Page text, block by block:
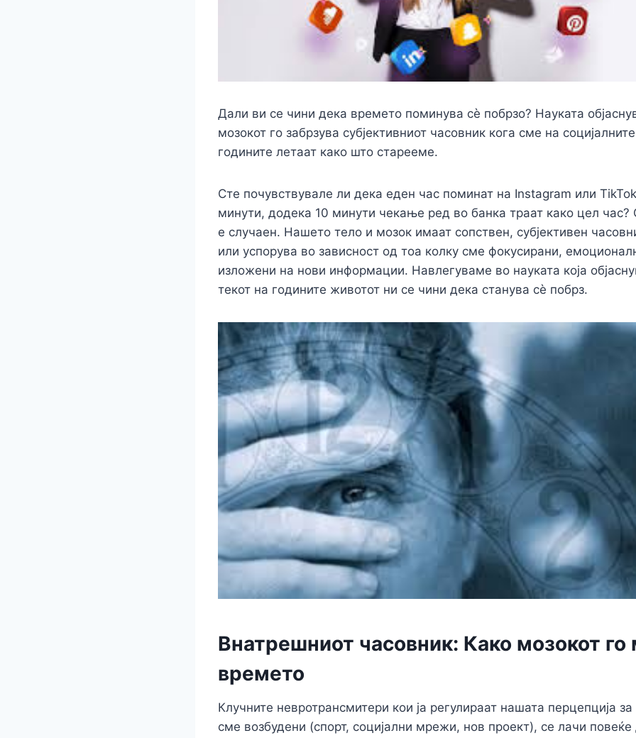
Дали ви се чини дека времето поминува сè побрзо? Науката
мозокот го забрзува субјективниот часовник кога сме на
годините летаат како што старееме.
Сте почувствувале ли дека еден час поминат на Instagram или
минути, додека 10 минути чекање ред во банка траат како цел час?
е случаен. Нашето тело и мозок имаат сопствен, субјективен
или успорува во зависност од тоа колку сме фокусирани,
изложени на нови информации. Навлегуваме во науката која
текот на годините животот ни се чини дека станува сè побрз.
Внатрешниот часовник: Како мозокот го
времето
Клучните невротрансмитери кои ја регулираат нашата перцепција
сме возбудени (спорт, социјални мрежи, нов проект), се лачи